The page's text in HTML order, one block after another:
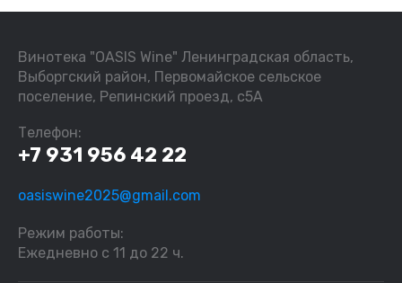
Винотека "OASIS Wine" Ленинградская область,
Выборгский район, Первомайское сельское
поселение, Репинский проезд, с5А
Телефон:
+7 931 956 42 22
oasiswine2025@gmail.com
Режим работы:
Ежедневно с 11 до 22 ч.